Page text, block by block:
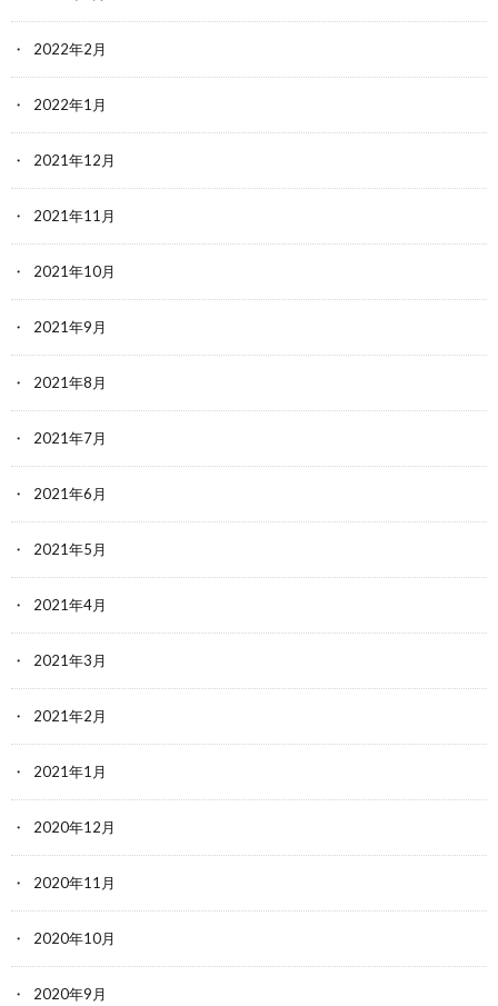
2022年2月
2022年1月
2021年12月
2021年11月
2021年10月
2021年9月
2021年8月
2021年7月
2021年6月
2021年5月
2021年4月
2021年3月
2021年2月
2021年1月
2020年12月
2020年11月
2020年10月
2020年9月